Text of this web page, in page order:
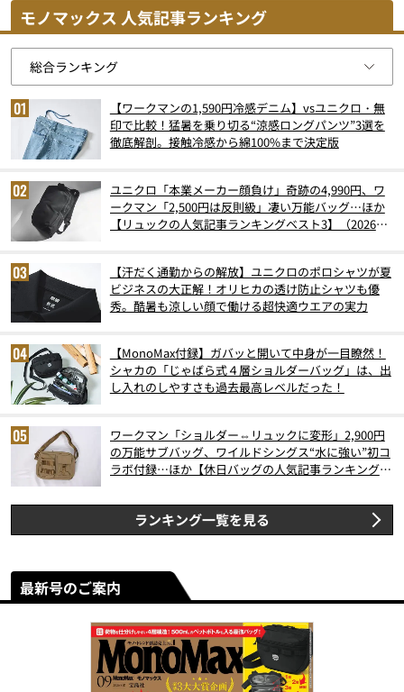
モノマックス 人気記事ランキング
【ワークマンの1,590円冷感デニム】vsユニクロ・無
印で比較！猛暑を乗り切る“涼感ロングパンツ”3選を
徹底解剖。接触冷感から綿100%まで決定版
ユニクロ「本業メーカー顔負け」奇跡の4,990円、ワ
ークマン「2,500円は反則級」凄い万能バッグ…ほか
【リュックの人気記事ランキングベスト3】（2026年
【汗だく通勤からの解放】ユニクロのポロシャツが夏
ビジネスの大正解！オリヒカの透け防止シャツも優
秀。酷暑も涼しい顔で働ける超快適ウエアの実力
【MonoMax付録】ガバッと開いて中身が一目瞭然！
シャカの「じゃばら式４層ショルダーバッグ」は、出
し入れのしやすさも過去最高レベルだった！
ワークマン「ショルダー⇔リュックに変形」2,900円
の万能サブバッグ、ワイルドシングス“水に強い”初コ
ラボ付録…ほか【休日バッグの人気記事ランキングベ
ランキング一覧を見る
最新号のご案内